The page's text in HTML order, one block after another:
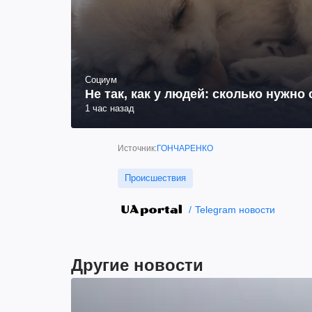
Социум
Не так, как у людей: сколько
1 час назад
Источник:ГОНЧАРЕНКО
Происшествия
Telegram новости
Другие новости